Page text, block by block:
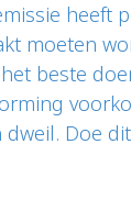
heeft
moeten
beste
Doe